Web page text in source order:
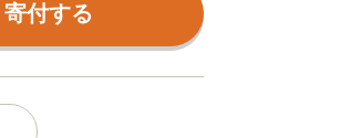
寄付する